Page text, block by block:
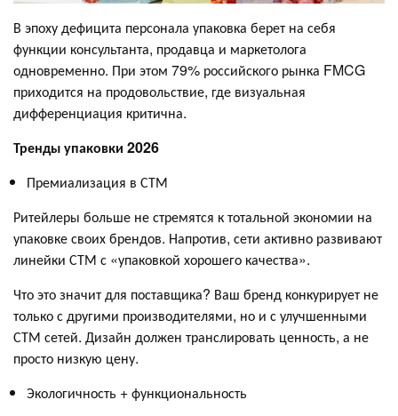
В эпоху дефицита персонала упаковка берет на себя
функции консультанта, продавца и маркетолога
одновременно. При этом 79% российского рынка FMCG
приходится на продовольствие, где визуальная
дифференциация критична.
Тренды упаковки 2026
Премиализация в СТМ
Ритейлеры больше не стремятся к тотальной экономии на
упаковке своих брендов. Напротив, сети активно развивают
линейки СТМ с «упаковкой хорошего качества».
Что это значит для поставщика? Ваш бренд конкурирует не
только с другими производителями, но и с улучшенными
СТМ сетей. Дизайн должен транслировать ценность, а не
просто низкую цену.
Экологичность + функциональность